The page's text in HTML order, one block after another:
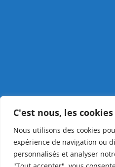
C'est nous, les cookies
Nous utilisons des cookies
expérience de navigation ou
personnalisés et analyser